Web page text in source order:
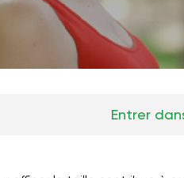
Entrer